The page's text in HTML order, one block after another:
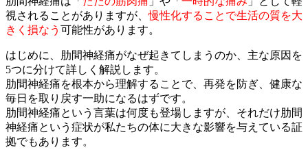
視されることがありますが、慢性化することで生活の質を大
きく損なう 可能性があります。
はじめに、肋間神経痛がなぜ起きてしまうのか、主な原因を
5つに分けて詳しく解説します。
肋間神経痛を根本から理解することで、再発を防ぎ、健康な
毎日を取り戻す一助になるはずです。
肋間神経痛という言葉は何度も登場しますが、それだけ肋間
神経痛という症状が私たちの体に大きな影響を与えている証
拠でもありま す。